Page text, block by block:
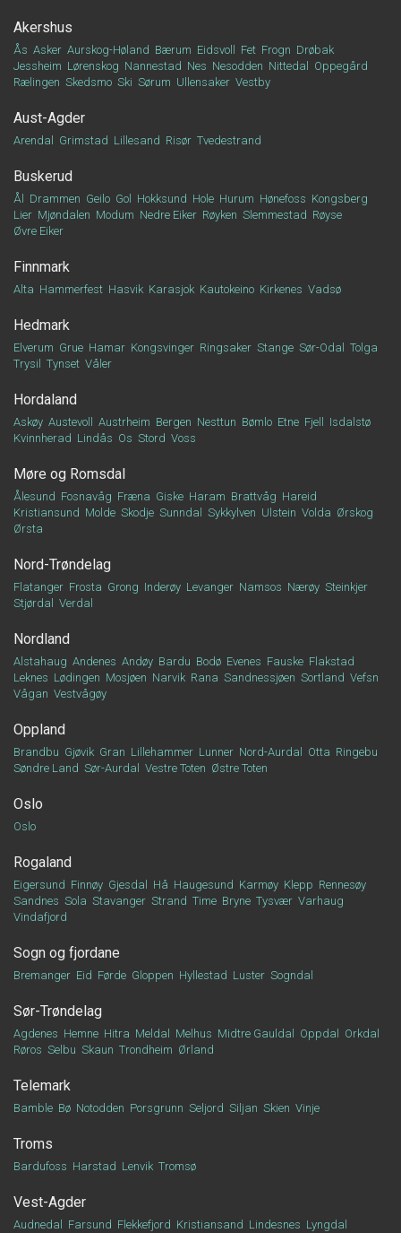
Akershus
Ås Asker Aurskog-Høland Bærum Eidsvoll Fet Frogn Drøbak
Jessheim Lørenskog Nannestad Nes Nesodden Nittedal
Oppegård
Rælingen Skedsmo Ski Sørum Ullensaker Vestby
Aust-Agder
Arendal Grimstad Lillesand Risør Tvedestrand
Buskerud
Ål Drammen Geilo Gol Hokksund Hole Hurum Hønefoss Kongsberg
Lier Mjøndalen Modum Nedre Eiker Røyken Slemmestad Røyse
Øvre Eiker
Finnmark
Alta Hammerfest Hasvik Karasjok Kautokeino Kirkenes Vadsø
Hedmark
Elverum Grue Hamar Kongsvinger Ringsaker Stange Sør-Odal
Tolga
Trysil
Tynset Våler
Hordaland
Askøy Austevoll Austrheim Bergen Nesttun Bømlo Etne Fjell
Isdalstø
Kvinnherad Lindås Os Stord Voss
Møre og Romsdal
Ålesund Fosnavåg Fræna Giske Haram Brattvåg Hareid
Kristiansund Molde Skodje Sunndal Sykkylven Ulstein Volda Ørskog
Ørsta
Nord-Trøndelag
Flatanger Frosta Grong Inderøy Levanger Namsos Nærøy Steinkjer
Stjørdal
Verdal
Nordland
Alstahaug Andenes Andøy Bardu Bodø Evenes Fauske Flakstad
Leknes Lødingen Mosjøen Narvik Rana Sandnessjøen Sortland Vefsn
Vågan Vestvågøy
Oppland
Brandbu Gjøvik Gran Lillehammer Lunner Nord-Aurdal Otta Ringebu
Søndre Land Sør-Aurdal Vestre Toten Østre Toten
Oslo
Oslo
Rogaland
Eigersund Finnøy Gjesdal Hå Haugesund Karmøy Klepp Rennesøy
Sandnes Sola Stavanger Strand Time Bryne Tysvær Varhaug
Vindafjord
Sogn og fjordane
Bremanger Eid Førde Gloppen Hyllestad Luster Sogndal
Sør-Trøndelag
Agdenes Hemne Hitra Meldal Melhus Midtre Gauldal Oppdal
Orkdal
Røros Selbu Skaun Trondheim Ørland
Telemark
Bamble Bø Notodden Porsgrunn Seljord Siljan Skien Vinje
Troms
Bardufoss Harstad Lenvik Tromsø
Vest-Agder
Audnedal Farsund Flekkefjord Kristiansand Lindesnes Lyngdal